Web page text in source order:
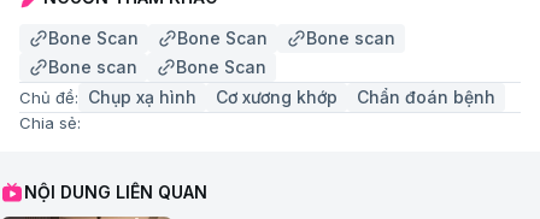
Bone Scan
Bone Scan
Bone scan
Bone scan
Bone Scan
Chủ đề: Chụp xạ hình Cơ xương khớp Chẩn đoán bệnh
Chia sẻ:
NỘI DUNG LIÊN QUAN